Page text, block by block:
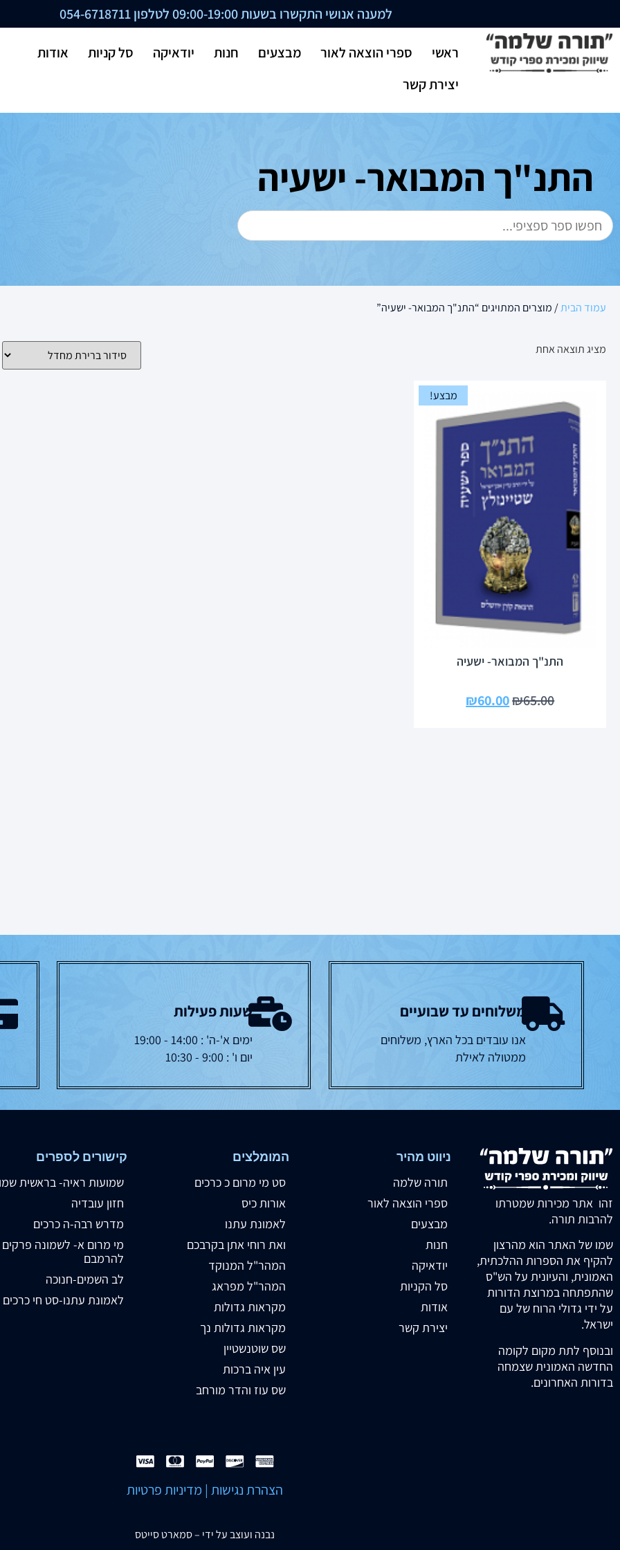
למענה אנושי התקשרו בשעות 09:00-19:00 לטלפון 054-6718711
ראשי ספרי הוצאה לאור מבצעים חנות יודאיקה סל קניות
אודות
יצירת קשר
התנ"ך המבואר- ישעיה
עמוד הבית/ מוצרים המתויגים “התנ"ך המבואר- ישעיה”
מציג תוצאה אחת
מבצע!
התנ"ך המבואר- ישעיה
₪65.00
₪60.00
משלוחים עד שבועיים
אנו עובדים בכל הארץ, משלוחים
ממטולה לאילת
שעות פעילות
ימים א'-ה' : 14:00 - 19:00
יום ו' : 9:00 - 10:30
זהו אתר מכירות שמטרתו
להרבות תורה.
שמו של האתר הוא מהרצון
להקיף את הספרות ההלכתית,
האמונית, והעיונית על הש"ס
שהתפתחה במרוצת הדורות
על ידי גדולי הרוח של עם
ישראל.
ובנוסף לתת מקום לקומה
החדשה האמונית שצמחה
בדורות האחרונים.
ניווט מהיר
תורה שלמה
ספרי הוצאה לאור
מבצעים
חנות
יודאיקה
סל הקניות
אודות
יצירת קשר
המומלצים
סט מי מרום כ כרכים
אורות כיס
לאמונת עתנו
ואת רוחי אתן בקרבכם
המהר"ל המנוקד
המהר"ל מפראג
מקראות גדולות
מקראות גדולות נך
שס שוטנשטיין
עין איה ברכות
שס עוז והדר מורחב
קישורים לספרים
שמועות ראיה- בראשית
חזון עובדיה
מדרש רבה-ה כרכים
מי מרום א- לשמונה פרקים
להרמבם
לב השמים-חנוכה
לאמונת עתנו-סט חי כרכים
הצהרת נגישות | מדיניות פרטיות
נבנה ועוצב על ידי –סמארט סייטס